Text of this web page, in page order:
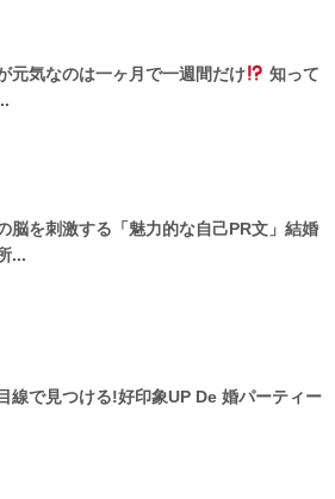
元気なのは一ヶ月で一週間だけ
知って
脳を刺激する「魅力的な自己PR文」結婚
...
線で見つける!好印象UP De 婚パーティー